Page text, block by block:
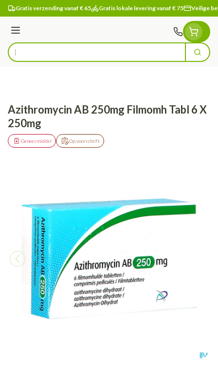
Ga naar de inhoud
Gratis verzending vanaf € 65 Gratis lokale levering vanaf € 75 Veilige
Menu
Product, merk, categorie... Zoek
Azithromycin AB 250mg Filmomh Tabl 6 X
250mg
Op voorschrift
Geneesmiddel